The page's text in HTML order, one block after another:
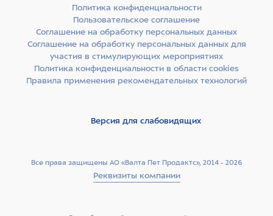
Все права защищены АО «Валта Пет Продактс», 2014 - 2026
Реквизиты компании
Политика конфиденциальности
Пользовательское соглашение
Соглашение на обработку персональных данных
Соглашение на обработку персональных данных для
участия в стимулирующих мероприятиях
Политика конфиденциальности в области cookies
Правила применения рекомендательных технологий
Версия для слабовидящих